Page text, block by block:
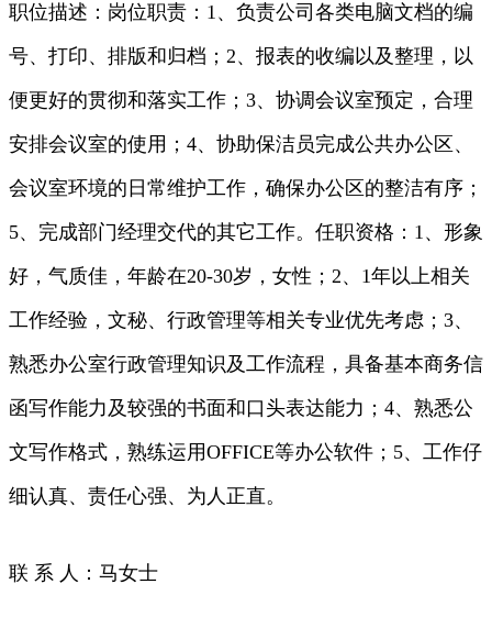
职位描述：岗位职责：1、负责公司各类电脑文档的编
号、打印、排版和归档；2、报表的收编以及整理，以
便更好的贯彻和落实工作；3、协调会议室预定，合理
安排会议室的使用；4、协助保洁员完成公共办公区、
会议室环境的日常维护工作，确保办公区的整洁有序；
5、完成部门经理交代的其它工作。任职资格：1、形象
好，气质佳，年龄在20-30岁，女性；2、1年以上相关
工作经验，文秘、行政管理等相关专业优先考虑；3、
熟悉办公室行政管理知识及工作流程，具备基本商务信
函写作能力及较强的书面和口头表达能力；4、熟悉公
文写作格式，熟练运用OFFICE等办公软件；5、工作仔
细认真、责任心强、为人正直。
联 系 人：马女士